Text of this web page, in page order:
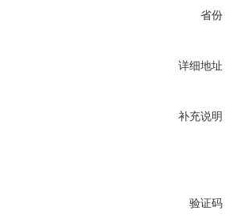
省份
详细地址
补充说明
验证码